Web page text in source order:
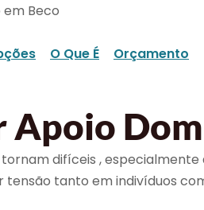
Beco
O Que É Orçamento
Apoio
difíceis ,
tanto em indivíduos